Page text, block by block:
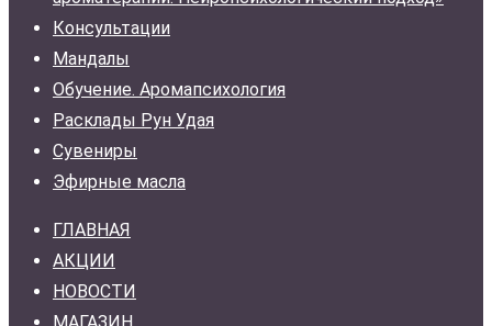
Консультации
Мандалы
Обучение. Аромапсихология
Расклады Рун Удая
Сувениры
Эфирные масла
ГЛАВНАЯ
АКЦИИ
НОВОСТИ